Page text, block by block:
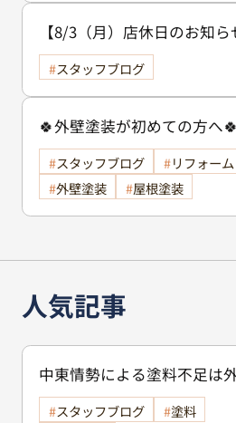
【8/3（月）店休日のお知ら
スタッフブログ
🍀外壁塗装が初めての方へ🍀
スタッフブログ
リフォーム
外壁塗装
屋根塗装
人気記事
中東情勢による塗料不足は
響する？古河市で工事を検討
スタッフブログ
塗料